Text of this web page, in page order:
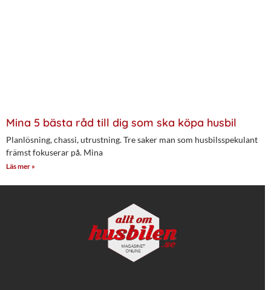
Mina 5 bästa råd till dig som ska köpa husbil
Planlösning, chassi, utrustning. Tre saker man som husbilsspekulant
främst fokuserar på. Mina
Läs mer »